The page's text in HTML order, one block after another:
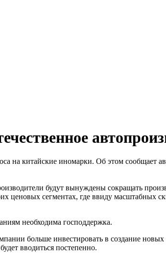
на китайские иномарки. Об этом сообщает
будут вынуждены сокращать
ценовых сегментах, где ввиду масштабных
необходима господдержка.
больше инвестировать в создание новых
вводиться постепенно.